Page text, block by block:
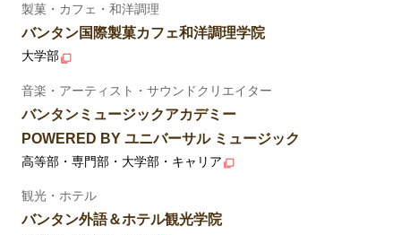
製菓・カフェ・和洋調理
バンタン国際製菓カフェ和洋調理学院
大学部
音楽・アーティスト・サウンドクリエイター
バンタンミュージックアカデミー
POWERED BY ユニバーサル ミュージック
高等部・専門部・大学部・キャリア
観光・ホテル
バンタン外語＆ホテル観光学院